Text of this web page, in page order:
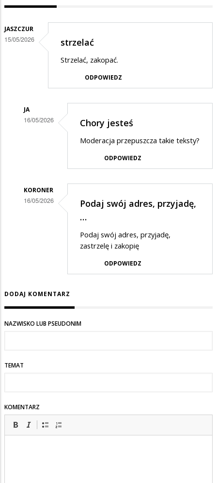
JASZCZUR
15/05/2026 strzelać
Strzelać, zakopać.
ODPOWIEDZ
JA
16/05/2026
odpowiedzi
na
Chory jesteś
Moderacja przepuszcza takie teksty?
ODPOWIEDZ
KORONER
16/05/2026
odpowiedzi
strzelać
Podaj swój adres, przyjadę,
…
Podaj swój adres, przyjadę,
zastrzelę i zakopię
ODPOWIEDZ
DODAJ KOMENTARZ
NAZWISKO LUB PSEUDONIM
TEMAT
KOMENTARZ